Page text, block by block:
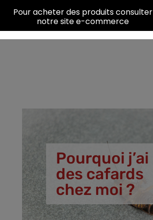
Pourquoi j’ai
des cafards
chez moi ?
Pour acheter des produits consulter
notre site e-commerce